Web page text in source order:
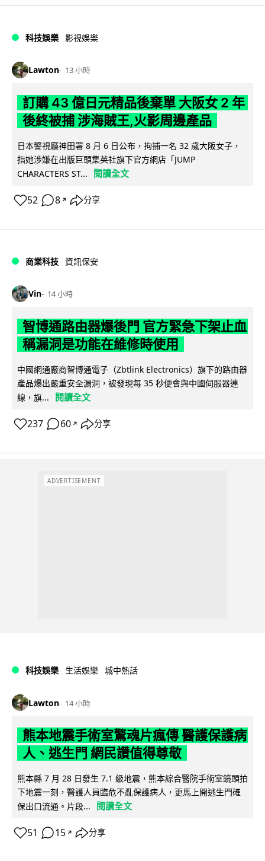
科技娛樂 影視娛樂
Lawton 13 小時
訂購 43 億日元精品後棄單 大阪女 2 年
後終被捕 涉海賊王,火影周邊產品
日本警視廳神田署 8 月 6 日公布，拘捕一名 32 歲大阪女子，
指她涉嫌在出版巨頭集英社旗下官方網店「JUMP
CHARACTERS ST...
閱讀全文
52 8 ↗ 分享
商業科技 資訊保安
Vin 14 小時
智博通路由器爆後門 官方緊急下架止血
稱漏洞是功能在維修時使用
中國網通廠商智博通電子（Zbtlink Electronics）旗下的路由器
產品爆出嚴重安全漏洞，被發現每 35 秒便會與中國伺服器連
線，旗...
閱讀全文
237 60 ↗ 分享
ADVERTISEMENT
科技娛樂 生活娛樂 城中熱話
Lawton 14 小時
熊本地震手術室驚魂片瘋傳 醫護保護病
人、逃生門 網民讚值得尊敬
熊本縣 7 月 28 日發生 7.1 級地震，熊本綜合醫院手術室鏡頭拍
下地震一刻，醫護人員臨危不亂保護病人，更馬上開逃生門確
保出口流通。片段...
閱讀全文
51 15 ↗ 分享